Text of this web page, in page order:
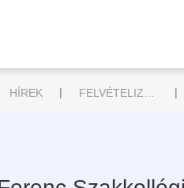
HÍREK | |